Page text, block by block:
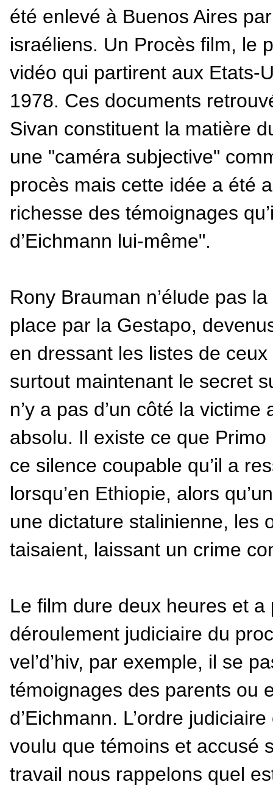
été enlevé à Buenos Aires
israéliens. Un Procès film, le
vidéo qui partirent aux Etats-
1978. Ces documents
Sivan constituent la matière
une "caméra subjective"
procès mais cette idée a été
richesse des témoignages
d’Eichmann lui-même".
Rony Brauman n’élude pas
place par la Gestapo,
en dressant les listes de
surtout maintenant le secret
n’y a pas d’un côté la
absolu. Il existe ce que
ce silence coupable qu’il a
lorsqu’en Ethiopie, alors
une dictature stalinienne, les
taisaient, laissant un crime
Le film dure deux heures et
déroulement judiciaire du
vel’d’hiv, par exemple, il se
témoignages des parents ou
d’Eichmann. L’ordre
voulu que témoins et accusé
travail nous rappelons quel